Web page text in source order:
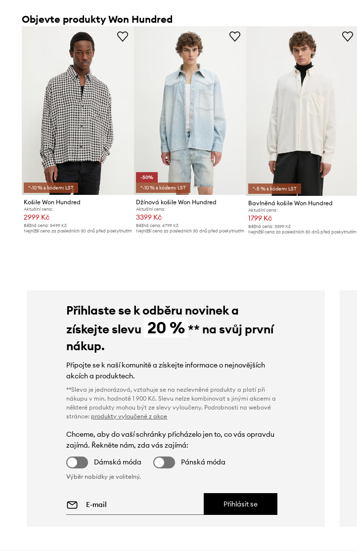
Objevte produkty Won Hundred
*-10 % s kódem: LST
Košile Won Hundred
Aktuální cena:
2999 Kč
Běžná cena: 5499 Kč
Nejnižší cena za posledních 30 dnů před poskytnutím
-50%
*-10 % s kódem: LST
Džínová košile Won Hundred
Aktuální cena:
3399 Kč
Běžná cena:6799 Kč
Nejnižší cena za posledních 30 dnů před poskytnutím
*-5 % s kódem: LST
Bavlněná košile Won Hundred
Aktuální cena:
1799 Kč
Běžná cena: 3399 Kč
Nejnižší cena za posledních 30 dnů před poskytnutím
Přihlaste se k odběru novinek a
získejte slevu 20 % ** na svůj první
nákup.
Připojte se k naší komunitě a získejte informace o nejnovějších
akcích a produktech.
**Sleva je jednorázová, vztahuje se na nezlevněné produkty a platí při
nákupu v min. hodnotě 1 900 Kč. Slevu nelze kombinovat s jinými akcemi a
některé produkty mohou být ze slevy vyloučeny. Podrobnosti na webové
stránce: produkty vyloučené z akce
Chceme, aby do vaší schránky přicházelo jen to, co vás opravdu
zajímá. Řekněte nám, zda vás zajímá:
Dámská móda
Pánská móda
Výběr nabídky je volitelný.
Přihlásit se